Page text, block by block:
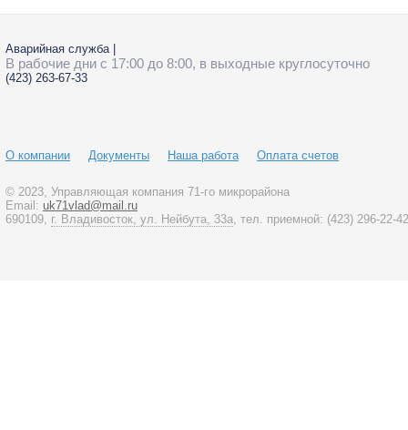
Аварийная служба
В рабочие дни с 17:00 до 8:00, в выходные круглосуточно
(423) 263-67-33
О компании Документы Наша работа Оплата счетов
© 2023, Управляющая компания 71-го микрорайона
Email: uk71vlad@mail.ru
690109, г. Владивосток, ул. Нейбута, 33а, тел. приемной: (423) 296-22-